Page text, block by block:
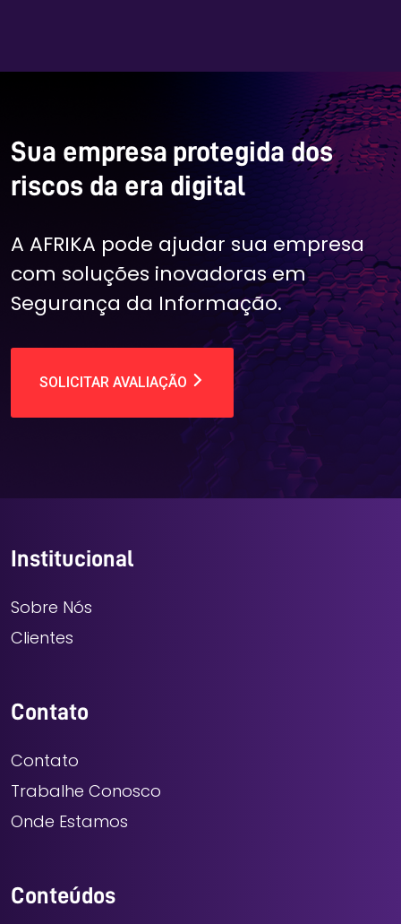
Sua empresa protegida dos
riscos da era digital
A AFRIKA pode ajudar sua empresa
com soluções inovadoras em
Segurança da Informação.
SOLICITAR AVALIAÇÃO
Institucional
Sobre Nós
Clientes
Contato
Contato
Trabalhe Conosco
Onde Estamos
Conteúdos